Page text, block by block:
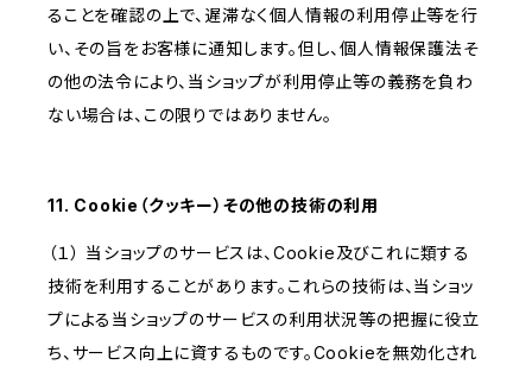
ることを確認の上で、遅滞なく個人情報の利用停止等を行
い、その旨をお客様に通知します。但し、個人情報保護法そ
の他の法令により、当ショップが利用停止等の義務を負わ
ない場合は、この限りではありません。
11. Cookie（クッキー）その他の技術の利用
（１） 当ショップのサービスは、Cookie及びこれに類する
技術を利用することがあります。これらの技術は、当ショッ
プによる当ショップのサービスの利用状況等の把握に役立
ち、サービス向上に資するものです。Cookieを無効化され